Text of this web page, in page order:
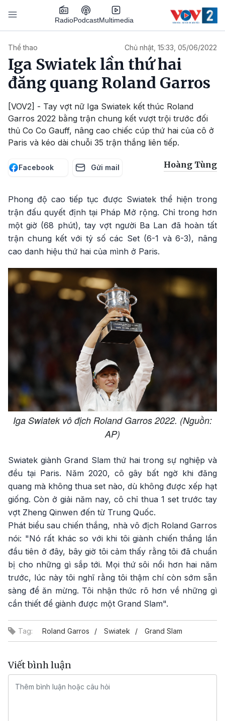
Nhảy đến nội dung
RadioPodcastMultimedia
Thể thao Chủ nhật, 15:33, 05/06/2022
Iga Swiatek lần thứ hai
đăng quang Roland Garros
[VOV2] - Tay vợt nữ Iga Swiatek kết thúc Roland
Garros 2022 bằng trận chung kết vượt trội trước đối
thủ Co Co Gauff, nâng cao chiếc cúp thứ hai của cô ở
Paris và kéo dài chuỗi 35 trận thắng liên tiếp.
Facebook Gửi mail Hoàng Tùng
Phong độ cao tiếp tục được Swiatek thể hiện trong
trận đấu quyết định tại Pháp Mở rộng. Chỉ trong hơn
một giờ (68 phút), tay vợt người Ba Lan đã hoàn tất
trận chung kết với tỷ số các Set (6-1 và 6-3), nâng
cao danh hiệu thứ hai của mình ở Paris.
Iga Swiatek vô địch Roland Garros 2022. (Nguồn:
AP)
Swiatek giành Grand Slam thứ hai trong sự nghiệp và
đều tại Paris. Năm 2020, cô gây bất ngờ khi đăng
quang mà không thua set nào, dù không được xếp hạt
giống. Còn ở giải năm nay, cô chỉ thua 1 set trước tay
vợt Zheng Qinwen đến từ Trung Quốc.
Phát biểu sau chiến thắng, nhà vô địch Roland Garros
nói: "Nó rất khác so với khi tôi giành chiến thắng lần
đầu tiên ở đây, bây giờ tôi cảm thấy rằng tôi đã chuẩn
bị cho những gì sắp tới. Mọi thứ sôi nổi hơn hai năm
trước, lúc này tôi nghĩ rằng tôi thậm chí còn sớm sẵn
sàng để ăn mừng. Tôi nhận thức rõ hơn về những gì
cần thiết để giành được một Grand Slam".
Tag: Roland Garros Swiatek Grand Slam
Viết bình luận